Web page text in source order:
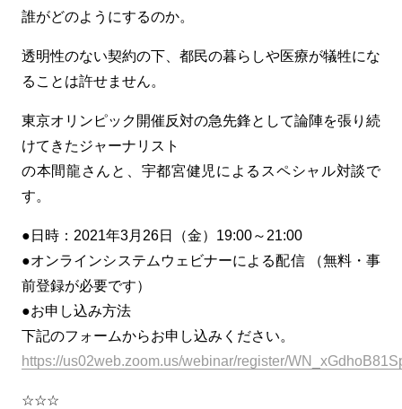
誰がどのようにするのか。
透明性のない契約の下、都民の暮らしや医療が犠牲にな
ることは許せません。
東京オリンピック開催反対の急先鋒として論陣を張り続
けてきたジャーナリスト
の本間龍さんと、宇都宮健児によるスペシャル対談で
す。
●日時：2021年3月26日（金）19:00～21:00
●オンラインシステムウェビナーによる配信 （無料・事
前登録が必要です）
●お申し込み方法
下記のフォームからお申し込みください。
https://us02web.zoom.us/webinar/register/
☆☆☆